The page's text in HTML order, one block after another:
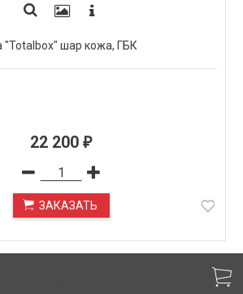
"Totalbox" шар кожа, ГБК
22 200 ₽
ЗАКАЗАТЬ